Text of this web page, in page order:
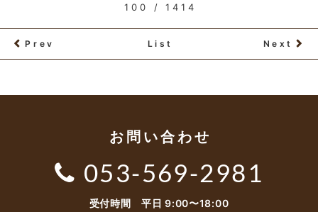
100 / 1414
Prev List Next
お問い合わせ
053-569-2981
受付時間 平日 9:00〜18:00